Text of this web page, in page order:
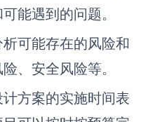
能遇到的问题。
可能存在的风险和
、安全风险等。
方案的实施时间表